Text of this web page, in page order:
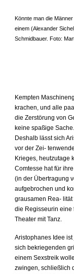
Könnte man die
einem (Alexander
Schmidbauer. Foto:
Kempten
krachen, und alle
die Zerstörung von
keine spaßige
Deshalb lässt sich
vor der Zei-
Krieges, heutzutage
Comtesse hat für
(in der Übertragung
aufgebrochen und
grausamen Rea- lität
die Regisseurin eine
Theater mit Tanz.
Aristophanes Idee
sich bekriegenden
einem Sexstreik
zwingen, schließlich